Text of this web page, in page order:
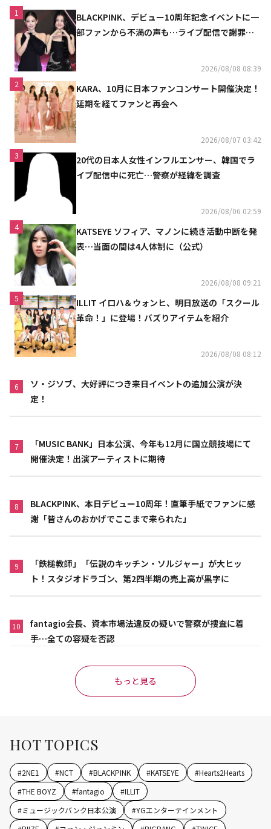
1
BLACKPINK、デビュー10周年記念イベントに一
部ファンから不満の声も…ライブ配信で謝罪
2026/08/08 08:39
2
KARA、10月に日本ファンコンサート開催決定！
延期を経てファンと再会へ
2026/08/07 03:42
3
20代の日本人女性インフルエンサー、韓国でラ
イブ配信中に死亡…警察が経緯を調査
2026/08/06 02:59
4
KATSEYE ソフィア、マノンに続き活動中断を発
表…当面の間は4人体制に（公式）
2026/08/08 09:21
5
ILLIT イロハ＆ウォンヒ、明日放送の「スクール
革命！」に登場！バズりアイテムを紹介
2026/08/08 08:12
6
ソ・ジソブ、大好評につき来日イベントの追加公演が決
定！
7
「MUSIC BANK」日本公演、今年も12月に国立競技場にて
開催決定！出演アーティストに期待
8
BLACKPINK、本日デビュー10周年！直筆手紙でファンに感
謝「皆さんのおかげでここまで来られた」
9
「鉄槌教師」「伝説のキッチン・ソルジャー」が大ヒッ
ト！スタジオドラゴン、第2四半期の売上高が黒字に
10
fantagio会長、資本市場法違反の疑いで警察が捜査に着
手…全ての容疑を否認
もっと見る
HOT TOPICS
#2NE1 #NCT #BLACKPINK #KATSEYE #Hearts2Hearts
#THE BOYZ #fantagio #ILLIT
#ミュージックバンク日本公演 #YGエンターテインメント